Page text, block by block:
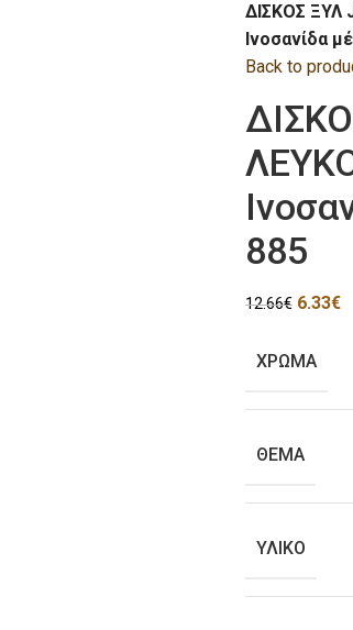
ΔΙΣΚΟΣ
Ινοσανίδα
Back to
885
12.66€ 6.33€
ΧΡΩΜΑ
ΘΕΜΑ
ΥΛΙΚΟ